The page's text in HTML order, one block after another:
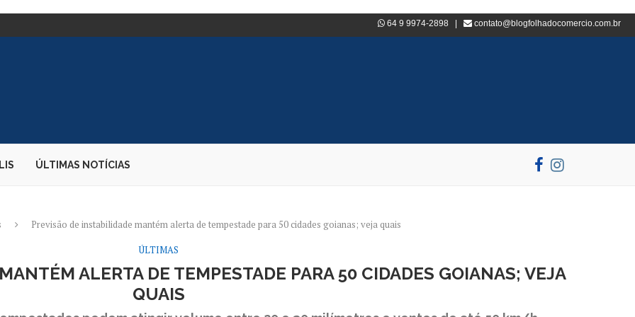
DE CARGAS;... 64 9 9974-2898 | contato@blogfolhadocomercio.com.br
ÚLTIMAS NOTÍCIAS
Previsão de instabilidade mantém alerta de tempestade para 50 cidades goianas; veja quais
ÚLTIMAS
ALERTA DE TEMPESTADE PARA 50 CIDADES GOIANAS; VEJA
QUAIS